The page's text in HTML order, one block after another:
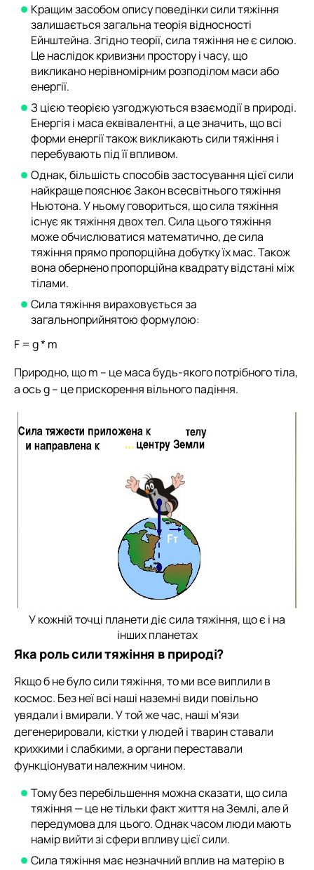
Кращим засобом опису поведінки сили тяжіння
залишається загальна теорія відносності
Ейнштейна. Згідно теорії, сила тяжіння не є силою.
Це наслідок кривизни простору і часу, що
викликано нерівномірним розподілом маси або
енергії.
З цією теорією узгоджуються взаємодії в природі.
Енергія і маса еквівалентні, а це значить, що всі
форми енергії також викликають сили тяжіння і
перебувають під її впливом.
Однак, більшість способів застосування цієї сили
найкраще пояснює Закон всесвітнього тяжіння
Ньютона. У ньому говориться, що сила тяжіння
існує як тяжіння двох тел. Сила цього тяжіння
може обчислюватися математично, де сила
тяжіння прямо пропорційна добутку їх мас. Також
вона обернено пропорційна квадрату відстані між
тілами.
Сила тяжіння вираховується за
загальноприйнятою формулою:
F = g * m
Природно, що m – це маса будь-якого потрібного тіла,
а ось g – це прискорення вільного падіння.
У кожній точці планети діє сила тяжіння, що є і на
інших планетах
Яка роль сили тяжіння в природі?
Якщо б не було сили тяжіння, то ми все виплили в
космос. Без неї всі наші наземні види повільно
увядали і вмирали. У той же час, наші м'язи
дегенерировали, кістки у людей і тварин ставали
крихкими і слабкими, а органи переставали
функціонувати належним чином.
Тому без перебільшення можна сказати, що сила
тяжіння — це не тільки факт життя на Землі, але й
передумова для цього. Однак часом люди мають
намір вийти зі сфери впливу цієї сили.
Сила тяжіння має незначний вплив на матерію в